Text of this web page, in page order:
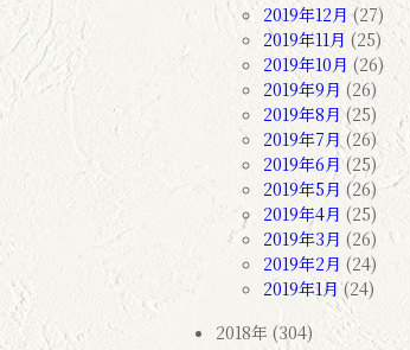
2019年12月 (27)
2019年11月 (25)
2019年10月 (26)
2019年9月 (26)
2019年8月(25)
2019年7月 (26)
2019年6月(25)
2019年5月 (26)
2019年4月 (25)
2019年3月 (26)
2019年2月 (24)
2019年1月 (24)
2018年 (304)